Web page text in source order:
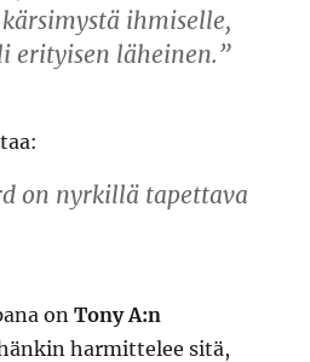
ihmiselle,
erityisen läheinen.”
on nyrkillä tapettava
onTony A:n
harmittelee sitä,